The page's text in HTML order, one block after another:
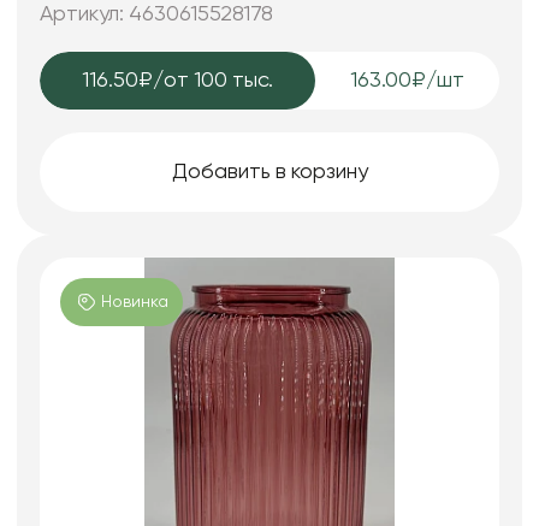
Артикул: 4630615528178
116.50₽/от 100 тыс. 163.00₽/шт
Добавить в корзину
Новинка